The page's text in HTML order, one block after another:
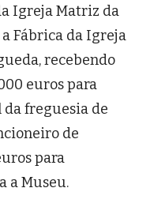
Igreja Matriz da
Fábrica da Igreja
recebendo
euros para
freguesia de
de
para
a Museu.